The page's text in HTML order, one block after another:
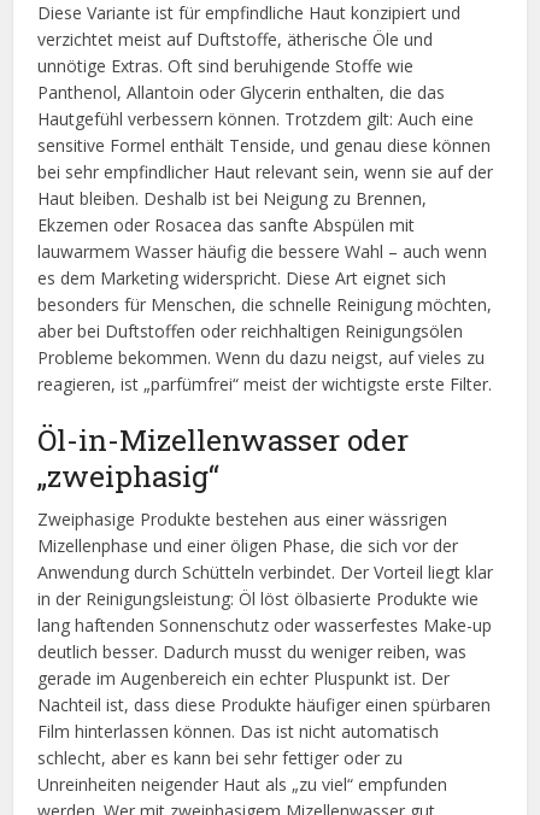
Diese Variante ist für empfindliche Haut konzipiert und
verzichtet meist auf Duftstoffe, ätherische Öle und
unnötige Extras. Oft sind beruhigende Stoffe wie
Panthenol, Allantoin oder Glycerin enthalten, die das
Hautgefühl verbessern können. Trotzdem gilt: Auch eine
sensitive Formel enthält Tenside, und genau diese können
bei sehr empfindlicher Haut relevant sein, wenn sie auf der
Haut bleiben. Deshalb ist bei Neigung zu Brennen,
Ekzemen oder Rosacea das sanfte Abspülen mit
lauwarmem Wasser häufig die bessere Wahl – auch wenn
es dem Marketing widerspricht. Diese Art eignet sich
besonders für Menschen, die schnelle Reinigung möchten,
aber bei Duftstoffen oder reichhaltigen Reinigungsölen
Probleme bekommen. Wenn du dazu neigst, auf vieles zu
reagieren, ist „parfümfrei“ meist der wichtigste erste Filter.
Öl-in-Mizellenwasser oder
„zweiphasig“
Zweiphasige Produkte bestehen aus einer wässrigen
Mizellenphase und einer öligen Phase, die sich vor der
Anwendung durch Schütteln verbindet. Der Vorteil liegt klar
in der Reinigungsleistung: Öl löst ölbasierte Produkte wie
lang haftenden Sonnenschutz oder wasserfestes Make-up
deutlich besser. Dadurch musst du weniger reiben, was
gerade im Augenbereich ein echter Pluspunkt ist. Der
Nachteil ist, dass diese Produkte häufiger einen spürbaren
Film hinterlassen können. Das ist nicht automatisch
schlecht, aber es kann bei sehr fettiger oder zu
Unreinheiten neigender Haut als „zu viel“ empfunden